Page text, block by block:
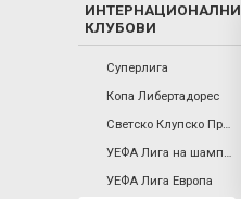
You
are
here
ИНТЕРНАЦИОНАЛНИ
КЛУБОВИ
Суперлига
Копа Либертадорес
Светско Клупско Првенство
УЕФА Лига на шампиони
УЕФА Лига Европа